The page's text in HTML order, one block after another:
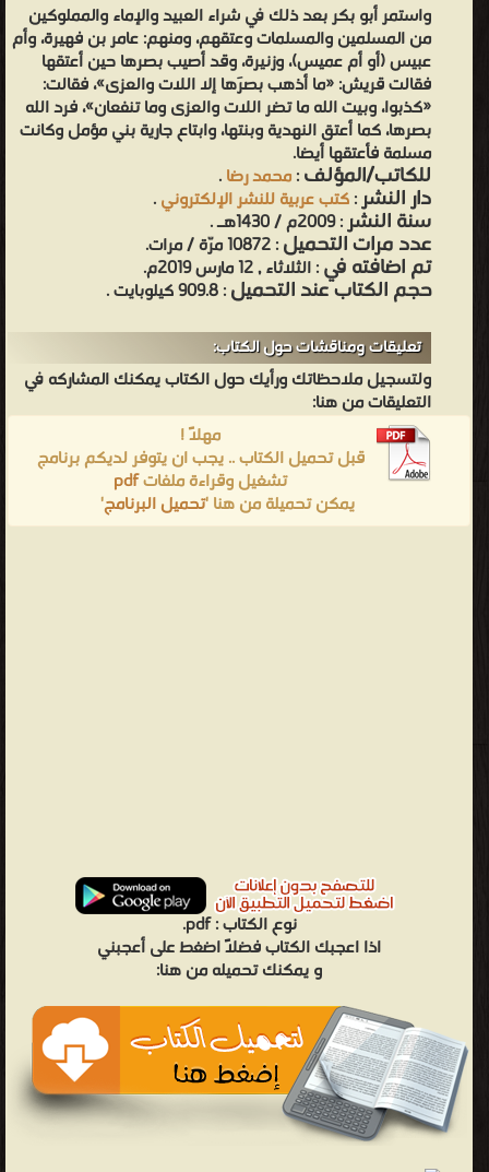
واستمر أبو بكر بعد ذلك في شراء العبيد والإماء والمملوكين
من المسلمين والمسلمات وعتقهم، ومنهم: عامر بن فهيرة، وأم
عبيس (أو أم عميس)، وزنيرة، وقد أصيب بصرها حين أعتقها
فقالت قريش: «ما أذهب بصرَها إلا اللات والعزى»، فقالت:
«كذبوا، وبيت الله ما تضر اللات والعزى وما تنفعان»، فرد الله
بصرها، كما أعتق النهدية وبنتها، وابتاع جارية بني مؤمل وكانت
مسلمة فأعتقها أيضا.
للكاتب/المؤلف:محمد رضا.
دار النشر:كتب عربية للنشر الإلكتروني.
سنة النشر: 2009م / 1430هـ .
عدد مرات التحميل: 10872 مرّة / مرات.
تم اضافته في: الثلاثاء , 12 مارس 2019م.
حجم الكتاب عند التحميل: 909.8 كيلوبايت .
تعليقات ومناقشات حول الكتاب:
ولتسجيل ملاحظاتك ورأيك حول الكتاب يمكنك المشاركه في
التعليقات من هنا:
مهلاً !
قبل تحميل الكتاب .. يجب ان يتوفر لديكم برنامج
تشغيل وقراءة ملفاتpdf
يمكن تحميلة من هنا 'تحميل البرنامج'
نوع الكتاب :pdf.
اذا اعجبك الكتاب فضلاً اضغط على أعجبني
و يمكنك تحميله من هنا: